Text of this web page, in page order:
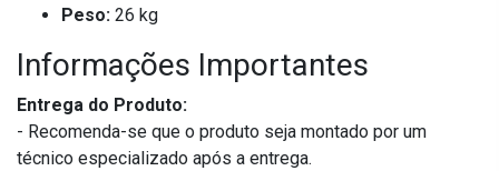
Peso: 26 kg
Informações Importantes
Entrega do Produto:
- Recomenda-se que o produto seja montado por um
técnico especializado após a entrega.